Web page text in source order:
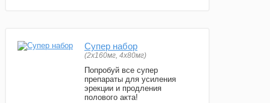
Супер набор
(2х160мг, 4х80мг)
Попробуй все супер
препараты для усиления
эрекции и продления
полового акта!